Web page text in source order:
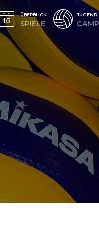
JUGEND-
CAMP
ÜBERBLICK
SPIELE